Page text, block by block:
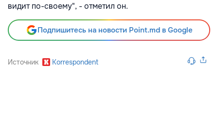
видит по-своему", - отметил он.
Подпишитесь на новости Point.md в Google
Источник Korrespondent